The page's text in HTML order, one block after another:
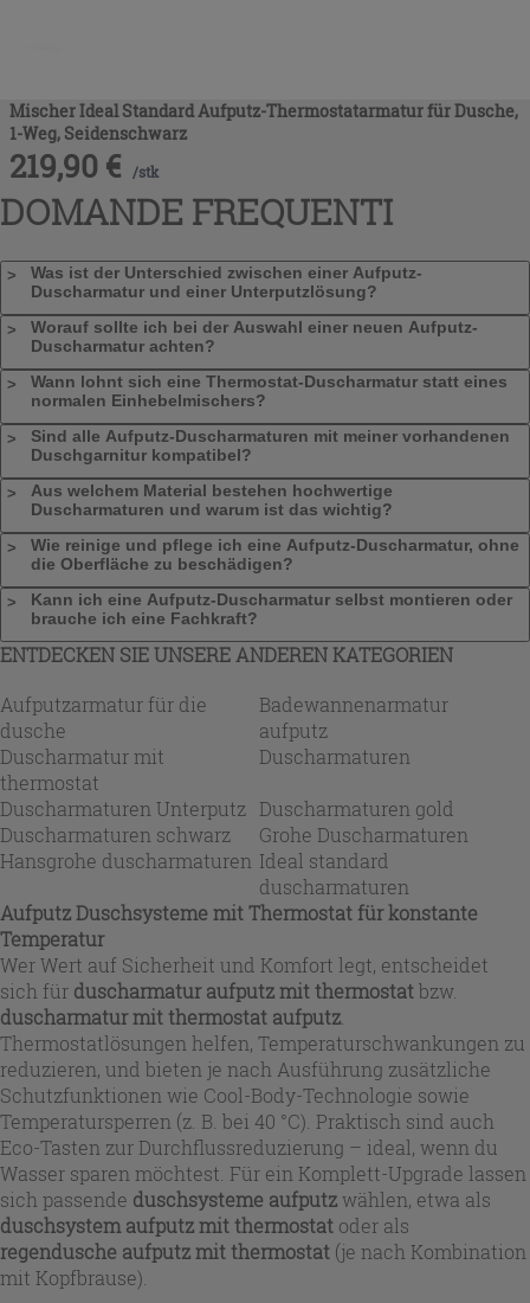
Mischer Ideal Standard Aufputz-Thermostatarmatur für Dusche,
1-Weg, Seidenschwarz
219,90 € /stk
DOMANDE FREQUENTI
Was ist der Unterschied zwischen einer Aufputz-
Duscharmatur und einer Unterputzlösung?
Worauf sollte ich bei der Auswahl einer neuen Aufputz-
Duscharmatur achten?
Wann lohnt sich eine Thermostat-Duscharmatur statt eines
normalen Einhebelmischers?
Sind alle Aufputz-Duscharmaturen mit meiner vorhandenen
Duschgarnitur kompatibel?
Aus welchem Material bestehen hochwertige
Duscharmaturen und warum ist das wichtig?
Wie reinige und pflege ich eine Aufputz-Duscharmatur, ohne
die Oberfläche zu beschädigen?
Kann ich eine Aufputz-Duscharmatur selbst montieren oder
brauche ich eine Fachkraft?
ENTDECKEN SIE UNSERE ANDEREN KATEGORIEN
Aufputzarmatur für die
dusche
Badewannenarmatur
aufputz
Duscharmatur mit
thermostat
Duscharmaturen
Duscharmaturen Unterputz Duscharmaturen gold
Duscharmaturen schwarz
Grohe Duscharmaturen
Hansgrohe duscharmaturen Ideal standard
duscharmaturen
Aufputz Duschsysteme mit Thermostat für konstante
Temperatur
Wer Wert auf Sicherheit und Komfort legt, entscheidet
sich für duscharmatur aufputz mit thermostat bzw.
duscharmatur mit thermostat aufputz
Thermostatlösungen helfen, Temperaturschwankungen zu
reduzieren, und bieten je nach Ausführung zusätzliche
Schutzfunktionen wie Cool-Body-Technologie sowie
Temperatursperren (z. B. bei 40 °C). Praktisch sind auch
Eco-Tasten zur Durchflussreduzierung – ideal, wenn du
Wasser sparen möchtest. Für ein Komplett-Upgrade lassen
sich passende duschsysteme aufputzwählen, etwa als
duschsystem aufputz mit thermostat oder als
regendusche aufputz mit thermostat (je nach Kombination
mit Kopfbrause).